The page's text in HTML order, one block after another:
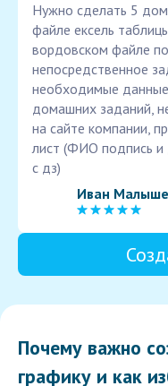
Нужно сделать 5
файле ексель
вордовском файле
непосредственное
необходимые
домашних заданий,
на сайте компании,
лист (ФИО подпись и
с дз)
Иван
Почему важно
графику и как